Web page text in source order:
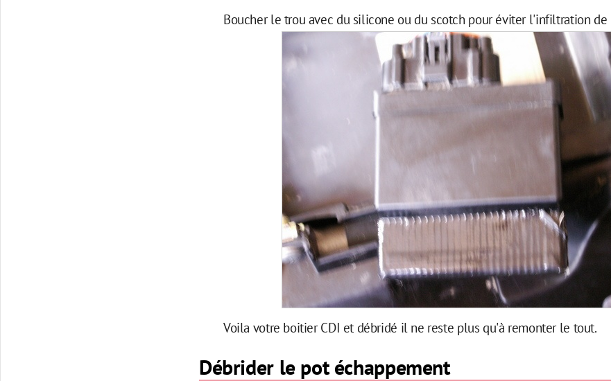
Boucher le trou avec du silicone ou du scotch pour éviter l'infiltration
Voila votre boitier CDI et débridé il ne reste plus qu'à remonter le tout.
Débrider le pot échappement